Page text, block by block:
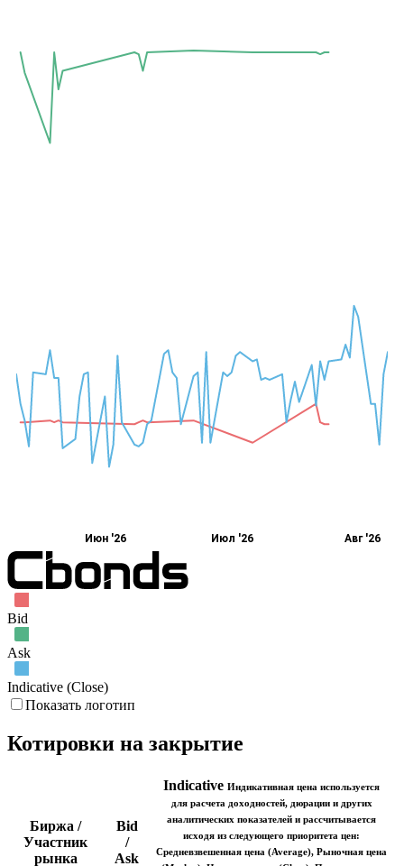
Bid
Ask
Indicative (Close)
Котировки на закрытие
Indicative Индикативная цена используется